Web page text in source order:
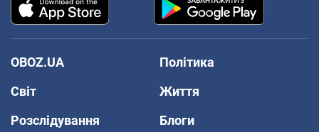
OBOZ.UA
Політика
Світ
Життя
Розслідування
Блоги